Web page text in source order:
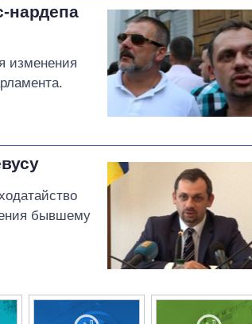
нардепа
изменения
бывшему